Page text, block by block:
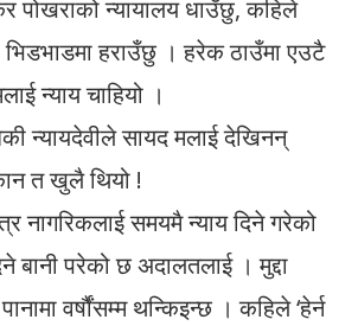
पोखराको न्यायालय धाउँछु, कहिले
भिडभाडमा हराउँछु । हरेक ठाउँमा एउटै
न्याय चाहियो ।
न्यायदेवीले सायद मलाई देखिनन्
त खुलै थियो !
नागरिकलाई समयमै न्याय दिने गरेको
बानी परेको छ अदालतलाई । मुद्दा
वर्षौंसम्म थन्किइन्छ । कहिले ‘हेर्न